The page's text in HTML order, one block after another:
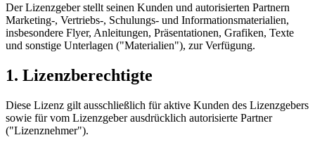
Der Lizenzgeber stellt seinen Kunden und autorisierten Partnern
Marketing-, Vertriebs-, Schulungs- und Informationsmaterialien,
insbesondere Flyer, Anleitungen, Präsentationen, Grafiken, Texte
und sonstige Unterlagen ("Materialien"), zur Verfügung.
1. Lizenzberechtigte
Diese Lizenz gilt ausschließlich für aktive Kunden des Lizenzgebers
sowie für vom Lizenzgeber ausdrücklich autorisierte Partner
("Lizenznehmer").